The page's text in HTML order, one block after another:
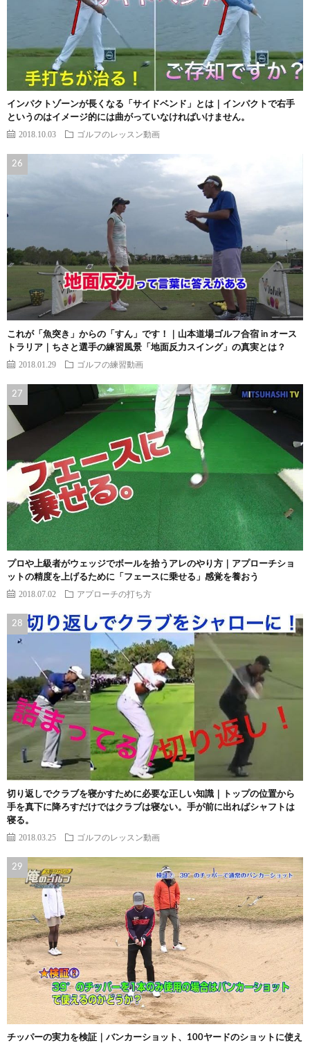
インパクトゾーンが長くなる「サイドベンド」とは｜インパクトで右手
というのはイメージ的には曲がっていなければいけません。
2018.10.03 ゴルフのレッスン動画
これが「魚突き」からの「すん」です！｜山本道場ゴルフ合宿 in オース
トラリア｜ちさと選手の練習風景「地面反力スイング」の真実とは？
2018.01.29 ゴルフの練習動画
プロや上級者がウェッジでボールを拾うアレのやり方｜アプローチショ
ットの精度を上げるために「フェースに乗せる」感覚を養おう
2018.07.02 アプローチの打ち方
切り返しでクラブを寝かすために必要な正しい知識｜トップの位置から
手を真下に降ろすだけではクラブは寝ない。手が前に出ればシャフトは
寝る。
2018.03.25 ゴルフのレッスン動画
チッパーの実力を検証｜バンカーショット、100ヤードのショットに使え